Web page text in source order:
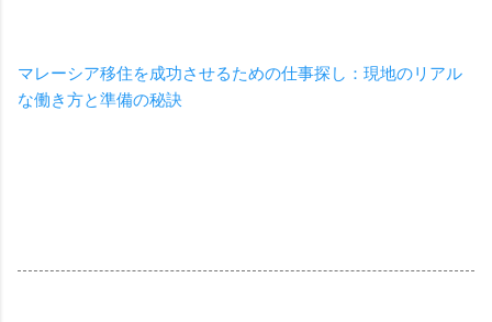
マレーシア移住を成功させるための仕事探し：現地のリアル
な働き方と準備の秘訣